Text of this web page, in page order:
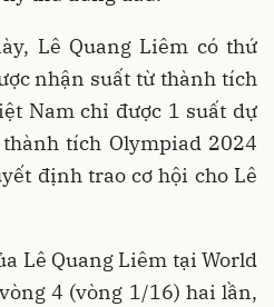
Lê Quang Liêm có thứ
nhận suất từ thành tích
Nam chỉ được 1 suất dự
tích Olympiad 2024
định trao cơ hội cho Lê
Lê Quang Liêm tại World
4 (vòng 1/16) hai lần,